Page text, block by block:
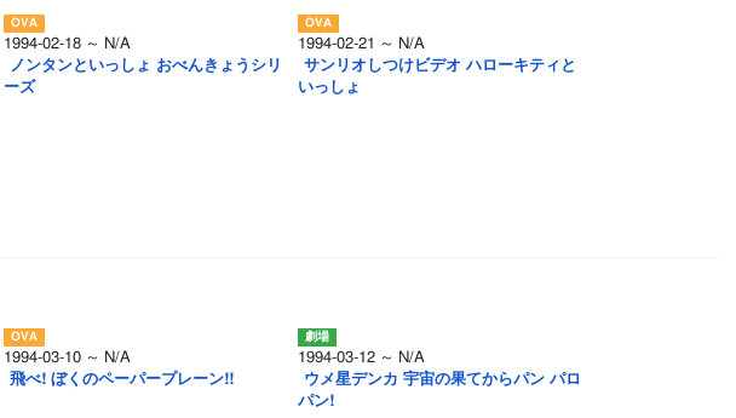
1994-02-18 ～ N/A
ノンタンといっしょ おべんきょうシリ
ーズ
1994-02-21 ～ N/A
サンリオしつけビデオ ハローキティと
いっしょ
1994-03-10 ～ N/A
飛べ! ぼくのペーパープレーン!!
1994-03-12 ～ N/A
ウメ星デンカ 宇宙の果てからパン パロ
パン!